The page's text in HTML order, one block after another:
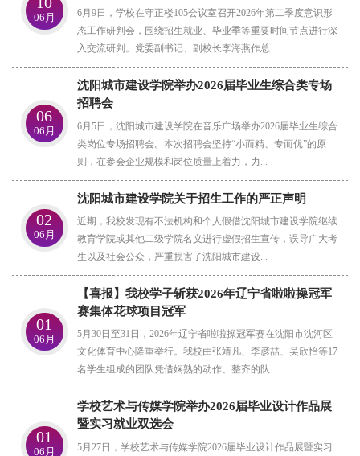
06月
6月9日，学校在守正楼105会议室召开2026年第二季度意识形
态工作研判会，围绕招生就业、毕业季等重要时间节点进行深
入交流研判。党委副书记、副校长李海燕作总...
06
06月
沈阳城市建设学院举办2026届毕业生综合类专场
招聘会
6月5日，沈阳城市建设学院在音乐广场举办2026届毕业生综合
类岗位专场招聘会。本次招聘会坚持“小而精、专而优”的原
则，在参会企业规模和岗位质量上着力，力...
02
06月
沈阳城市建设学院关于招生工作的严正声明
近期，我校发现有不法机构和个人假借沈阳城市建设学院继续
教育学院或其他二级学院名义进行虚假招生宣传，误导广大考
生以及社会公众，严重损害了沈阳城市建设...
01
06月
【喜报】我校学子斩获2026年辽宁省啦啦操冠军
赛集体花球项目冠军
5月30日至31日，2026年辽宁省啦啦操冠军赛在沈阳市沈河区
文化体育中心隆重举行。我校由张靖凡、李彦喆、吴欣怡等17
名学生组成的团队凭借娴熟的动作、整齐的队...
01
06月
学校艺术与传媒学院举办2026届毕业设计作品展
暨实习就业双选会
5月27日，学校艺术与传媒学院2026届毕业设计作品展暨实习